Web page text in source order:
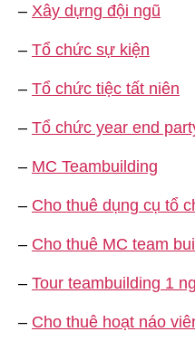
– Xây dựng đội ngũ
– Tổ chức sự kiện
– Tổ chức tiệc tất niên
– Tổ chức year end
– MC Teambuilding
– Cho thuê dụng cụ tổ
– Cho thuê MC team
– Tour teambuilding 1
– Cho thuê hoạt náo